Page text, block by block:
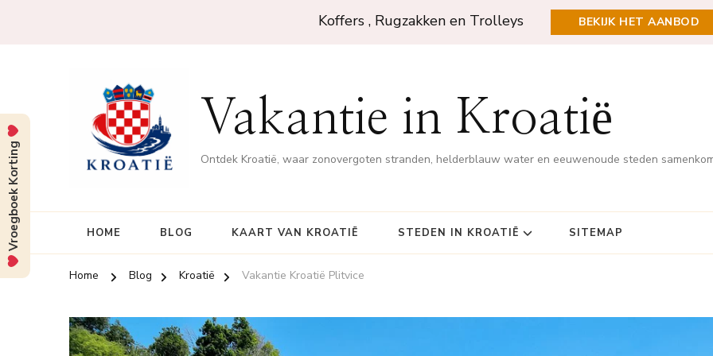
Koffers , Rugzakken en Trolleys BEKIJK HET AANBOD
Vakantie in Kroatië
Ontdek Kroatië, waar zonovergoten stranden, helderblauw water en eeuwenoude steden
HOME BLOG KAART VAN KROATIË STEDEN IN KROATIË SITEMAP
Home Blog Kroatië Vakantie Kroatië Plitvice
Vroegboek Korting